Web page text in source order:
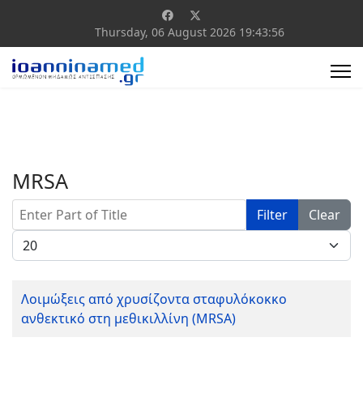
Thursday, 06 August 2026 19:43:56
MRSA
Enter Part of Title Filter
Clear
Display #
Λοιμώξεις από χρυσίζοντα σταφυλόκοκκο
ανθεκτικό στη μεθικιλλίνη (MRSA)